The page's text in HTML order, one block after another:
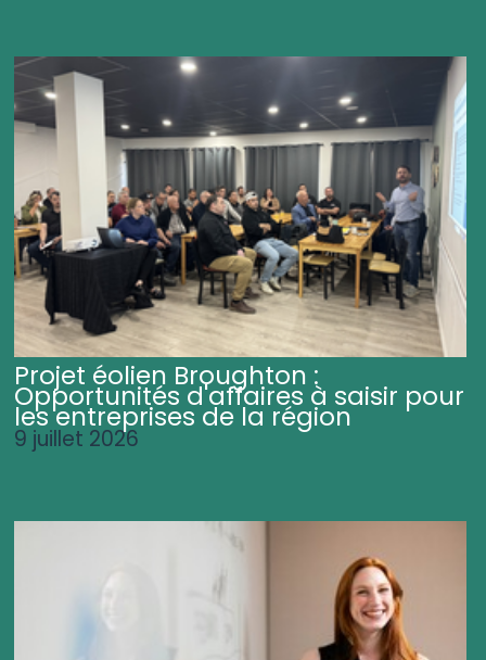
Projet éolien Broughton :
Opportunités d'affaires à saisir pour
les entreprises de la région
9 juillet 2026